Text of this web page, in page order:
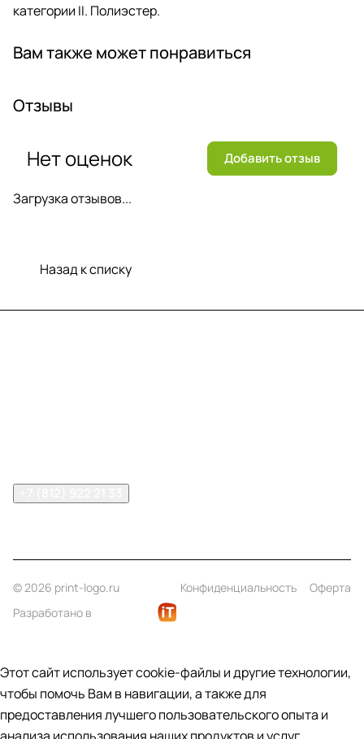
категории II. Полиэстер.
Вам также может понравиться
Отзывы
Загрузка отзывов...
Нет оценок Добавить отзыв
Назад к списку
© 2026 print-logo.ru Конфиденциальность
Оферта
Разработано в
Этот сайт использует cookie-файлы и другие технологии,
чтобы помочь Вам в навигации, а также для
предоставления лучшего пользовательского опыта и